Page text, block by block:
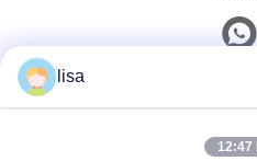
lisa
12:47